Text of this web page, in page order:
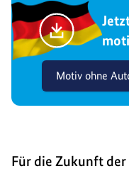
Motiv ohne
Für die Zukunft